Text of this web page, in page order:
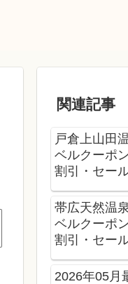
関連記事
戸倉上山田
ベルクーポ
割引・セー
帯広天然温
ベルクーポ
割引・セー
2026年05月